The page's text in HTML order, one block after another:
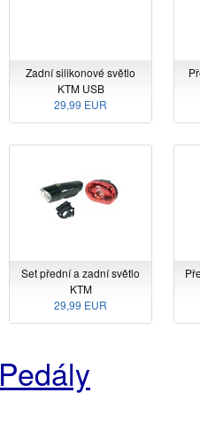
Zadní silikonové světlo
KTM USB
29,99 EUR
Set přední a zadní světlo
KTM
29,99 EUR
Pedály